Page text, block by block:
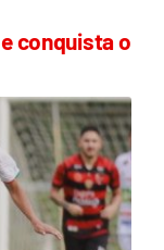
conquista o